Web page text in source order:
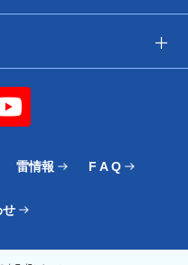
＋
雷情報 F A Q
せ